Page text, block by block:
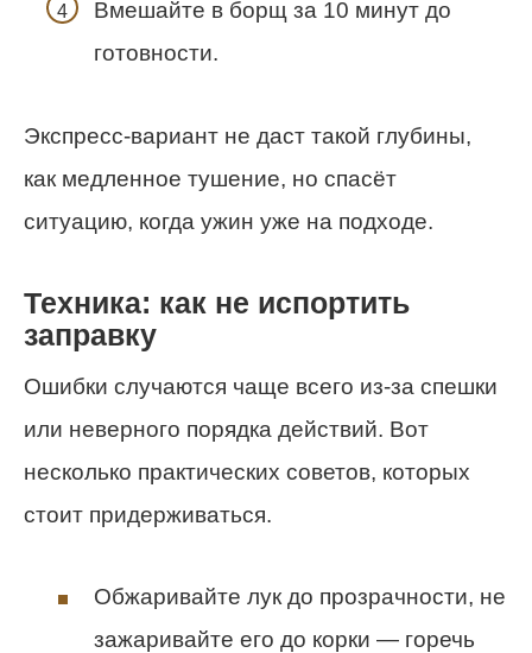
Вмешайте в борщ за 10 минут до
готовности.
Экспресс-вариант не даст такой глубины,
как медленное тушение, но спасёт
ситуацию, когда ужин уже на подходе.
Техника: как не испортить
заправку
Ошибки случаются чаще всего из-за спешки
или неверного порядка действий. Вот
несколько практических советов, которых
стоит придерживаться.
Обжаривайте лук до прозрачности, не
зажаривайте его до корки — горечь